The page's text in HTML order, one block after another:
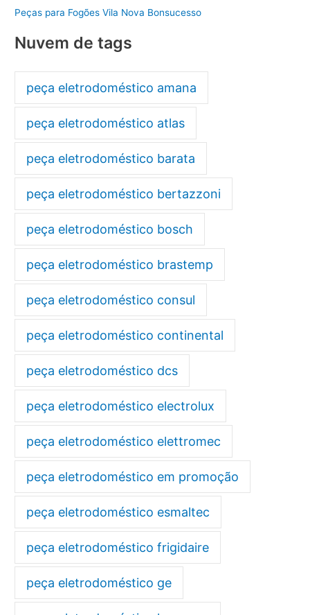
Peças para Fogões Vila Nova Bonsucesso
Nuvem de tags
peça eletrodoméstico amana
peça eletrodoméstico atlas
peça eletrodoméstico barata
peça eletrodoméstico bertazzoni
peça eletrodoméstico bosch
peça eletrodoméstico brastemp
peça eletrodoméstico consul
peça eletrodoméstico continental
peça eletrodoméstico dcs
peça eletrodoméstico electrolux
peça eletrodoméstico elettromec
peça eletrodoméstico em promoção
peça eletrodoméstico esmaltec
peça eletrodoméstico frigidaire
peça eletrodoméstico ge